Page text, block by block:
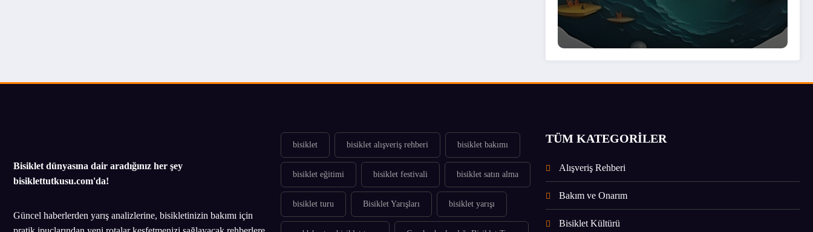
Bisiklet dünyasına dair aradığınız her şey
bisiklettutkusu.com'da!
Güncel haberlerden yarış analizlerine, bisikletinizin bakımı için
bisiklet bisiklet alışveriş rehberi bisiklet bakımı
bisiklet eğitimi bisiklet festivali bisiklet satın alma
bisiklet turu Bisiklet Yarışları bisiklet yarışı
TÜM KATEGORİLER
Alışveriş Rehberi
Bakım ve Onarım
Bisiklet Kültürü